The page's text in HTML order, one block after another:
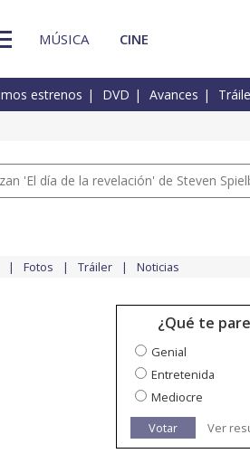
MÚSICA CINE
estrenos DVD Avances
'El día de la revelación' de Steven
Fotos Tráiler Noticias
¿Qué te
Genial
Entretenida
Mediocre
Votar
Ver